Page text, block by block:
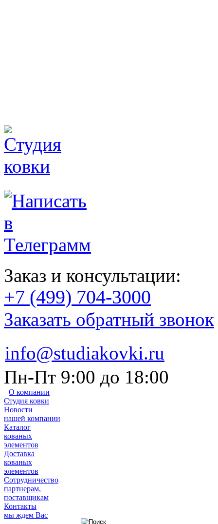
Заказ и консультации:
+7 (499) 704-3000
Заказать обратный звонок
info@studiakovki.ru
Пн-Пт 9:00 до 18:00
О компании
Студия ковки
Новости
нашей компании
Каталог
кованых
элементов
Доставка
кованых
элементов
Сотрудничество
партнерам,
поставщикам
Контакты
мы ждем Вас